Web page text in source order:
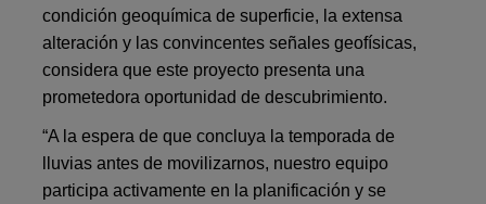
condición geoquímica de superficie, la extensa
alteración y las convincentes señales geofísicas,
considera que este proyecto presenta una
prometedora oportunidad de descubrimiento.
“A la espera de que concluya la temporada de
lluvias antes de movilizarnos, nuestro equipo
participa activamente en la planificación y se